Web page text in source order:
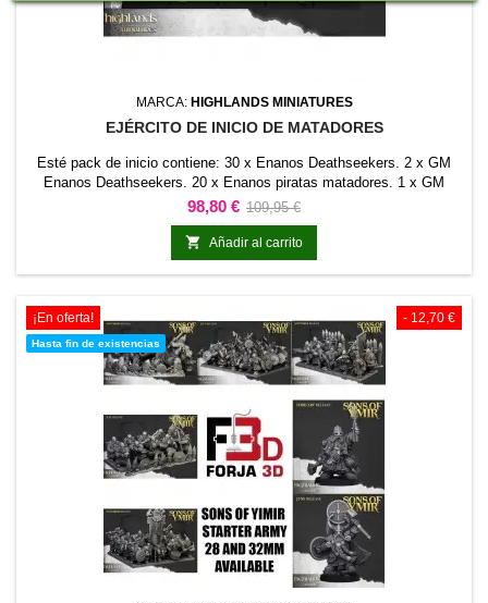
MARCA: HIGHLANDS MINIATURES
EJÉRCITO DE INICIO DE MATADORES
Esté pack de inicio contiene: 30 x Enanos Deathseekers. 2 x GM
Enanos Deathseekers. 20 x Enanos piratas matadores. 1 x GM
Enanos piratas matadores. 1 x Gingerbel Demonseeker con peana
escénica. 1 x Lofar Trollseeker con peana escénica. 1 x Oinn
Giantseeker con peana escénica. El precio del lote por separado es
de 101,10€
Precio
98,80 € Precio
base
109,95 €
 Añadir al carrito
- 12,70 €
¡En oferta!
Hasta fin de existencias